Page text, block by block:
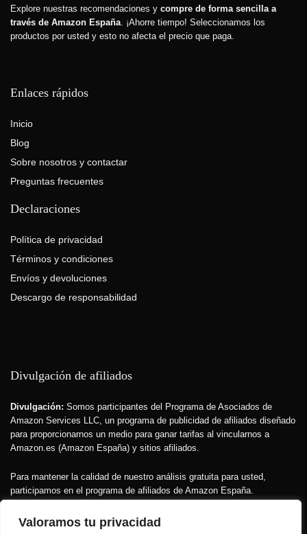
Valoramos tu privacidad
Explore nuestras recomendaciones y compre de forma sencilla a
través de Amazon España. ¡Ahorre tiempo! Seleccionamos los
productos por usted y esto no afecta el precio que paga.
Enlaces rápidos
Inicio
Blog
Sobre nosotros y contactar
Preguntas frecuentes
Declaraciones
Política de privacidad
Términos y condiciones
Envíos y devoluciones
Descargo de responsabilidad
Divulgación de afiliados
Divulgación: Somos participantes del Programa de Asociados de
Amazon Services LLC, un programa de publicidad de afiliados diseñado
para proporcionarnos un medio para ganar tarifas al vincularnos a
Amazon.es (Amazon España) y sitios afiliados.
Para mantener la calidad de nuestro análisis gratuita para usted,
participamos en el programa de afiliados de Amazon España.
enlaces.Esto no afecta el precio que usted paga
investigación que hacemos sobre los productos.